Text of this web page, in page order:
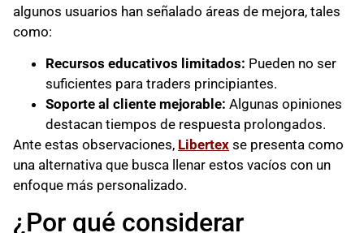
algunos usuarios han señalado áreas de mejora, tales
como:
Recursos educativos limitados: Pueden no ser
suficientes para traders principiantes.
Soporte al cliente mejorable: Algunas opiniones
destacan tiempos de respuesta prolongados.
Ante estas observaciones, Libertex se presenta como
una alternativa que busca llenar estos vacíos con un
enfoque más personalizado.
¿Por qué considerar